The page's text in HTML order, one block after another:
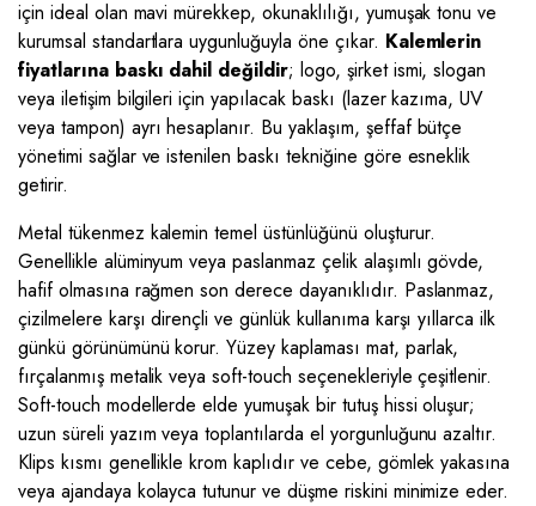
için ideal olan mavi mürekkep, okunaklılığı, yumuşak tonu ve
kurumsal standartlara uygunluğuyla öne çıkar. Kalemlerin
fiyatlarına baskı dahil değildir; logo, şirket ismi, slogan
veya iletişim bilgileri için yapılacak baskı (lazer kazıma, UV
veya tampon) ayrı hesaplanır. Bu yaklaşım, şeffaf bütçe
yönetimi sağlar ve istenilen baskı tekniğine göre esneklik
getirir.
Metal tükenmez kalemin temel üstünlüğünü oluşturur.
Genellikle alüminyum veya paslanmaz çelik alaşımlı gövde,
hafif olmasına rağmen son derece dayanıklıdır. Paslanmaz,
çizilmelere karşı dirençli ve günlük kullanıma karşı yıllarca ilk
günkü görünümünü korur. Yüzey kaplaması mat, parlak,
fırçalanmış metalik veya soft-touch seçenekleriyle çeşitlenir.
Soft-touch modellerde elde yumuşak bir tutuş hissi oluşur;
uzun süreli yazım veya toplantılarda el yorgunluğunu azaltır.
Klips kısmı genellikle krom kaplıdır ve cebe, gömlek yakasına
veya ajandaya kolayca tutunur ve düşme riskini minimize eder.